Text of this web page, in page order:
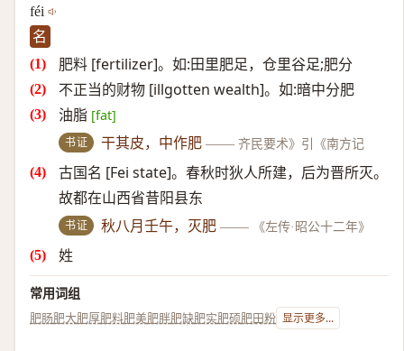
féi
名
肥料 [fertilizer]。如:田里肥足，仓里谷足;肥分
不正当的财物 [illgotten wealth]。如:暗中分肥
油脂 [fat]
书证 干其皮，中作肥 —— 齐民要术》引《南方记
古国名 [Fei state]。春秋时狄人所建，后为晋所灭。
故都在山西省昔阳县东
书证 秋八月壬午，灭肥 —— 《左传·昭公十二年》
姓
常用词组
肥肠肥大肥厚肥料肥美肥胖肥缺肥实肥硕肥田粉 显示更多...